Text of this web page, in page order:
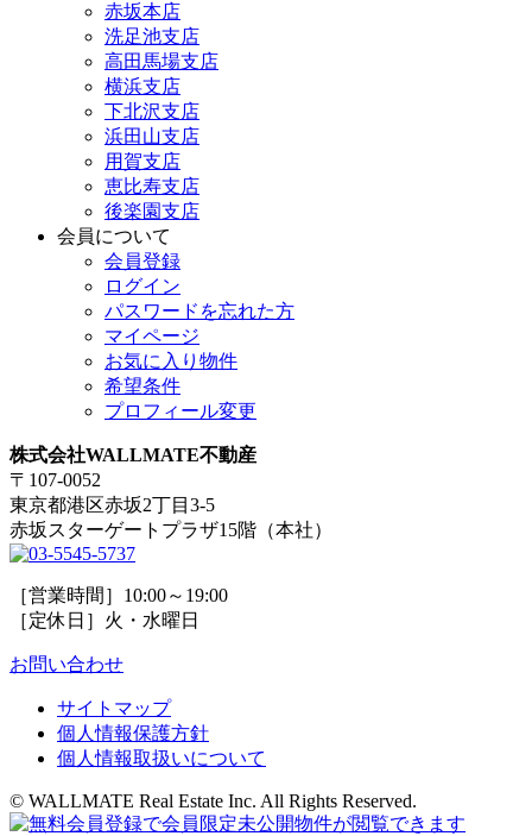
赤坂本店
洗足池支店
高田馬場支店
横浜支店
下北沢支店
浜田山支店
用賀支店
恵比寿支店
後楽園支店
会員について
会員登録
ログイン
パスワードを忘れた方
マイページ
お気に入り物件
希望条件
プロフィール変更
株式会社WALLMATE不動産
〒107-0052
東京都港区赤坂2丁目3-5
赤坂スターゲートプラザ15階（本社）
［営業時間］10:00～19:00
［定休日］火・水曜日
お問い合わせ
サイトマップ
個人情報保護方針
個人情報取扱いについて
© WALLMATE Real Estate Inc. All Rights Reserved.